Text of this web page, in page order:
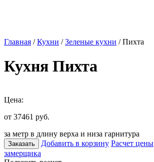
Главная /Кухни /Зеленые кухни / Пихта
Кухня Пихта
Цена:
от 37461 руб.
за метр в длину верха и низа гарнитура
Заказать Добавить в корзину Расчет цены
замерщика